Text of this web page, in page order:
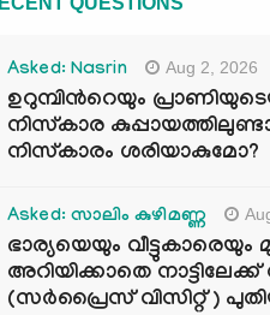
Asked: Nasrin Aug 2, 2026
ഉറുമ്പിന്‍റെയും
നിസ്കാര
നിസ്കാരം ശരിയാകുമോ?
Asked: സാലിം കുഴിമണ്ണ
ഭാര്യയെയും വീട്ടുകാരെയും
അറിയിക്കാതെ
(സർപ്രൈസ് വിസിറ്റ് )